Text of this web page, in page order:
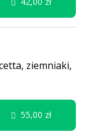
ziemniaki,